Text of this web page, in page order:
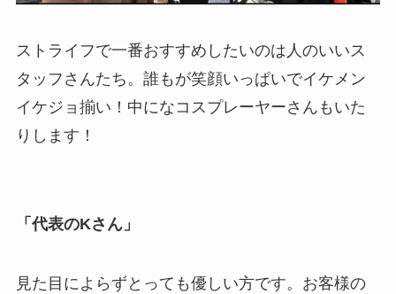
ストライフで一番おすすめしたいのは人のいいス
タッフさんたち。誰もが笑顔いっぱいでイケメン
イケジョ揃い！中になコスプレーヤーさんもいた
りします！
「代表のKさん」
見た目によらずとっても優しい方です。お客様の